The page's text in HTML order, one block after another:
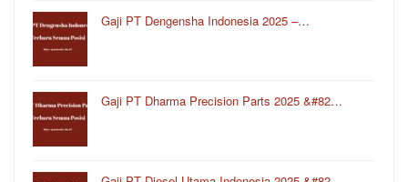
Gaji PT Dengensha Indonesia 2025 –…
Gaji PT Dharma Precision Parts 2025 &#82…